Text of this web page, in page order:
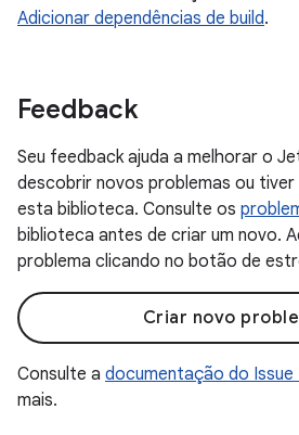
Adicionar dependências de build.
Feedback
Seu feedback ajuda a melhorar o
descobrir novos problemas ou
esta biblioteca. Consulte os
biblioteca antes de criar um novo.
problema clicando no botão de
Criar novo
Consulte a documentação do Issue
mais.